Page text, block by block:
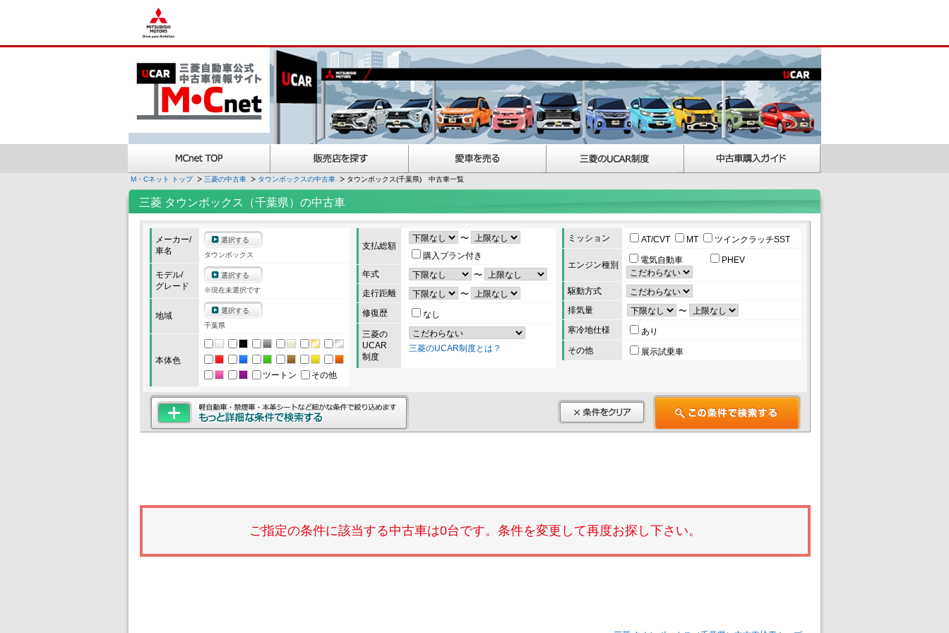
M・Cネット トップ 三菱の中古車 タウンボックスの中古車 タウンボックス(千葉県) 中古車一覧
三菱 タウンボックス（千葉県）の中古車
メーカー/
車名
選択する
タウンボックス
モデル/
グレード
選択する
※現在未選択です
地域
選択する
千葉県
本体色
ツートン
その他
支払総額
〜
購入プラン付き
年式
〜
走行距離
〜
修復歴
なし
三菱の
UCAR
制度
三菱のUCAR制度とは？
ミッション AT/CVT MT ツインクラッチSST
エンジン種別 電気自動車 PHEV
駆動方式
排気量
〜
寒冷地仕様
あり
その他
展示試乗車
ご指定の条件に該当する中古車は0台です。条件を変更して再度お探し下さい。